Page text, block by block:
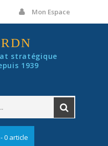
Mon Espace
RDN
stratégique
1939
- 0 article